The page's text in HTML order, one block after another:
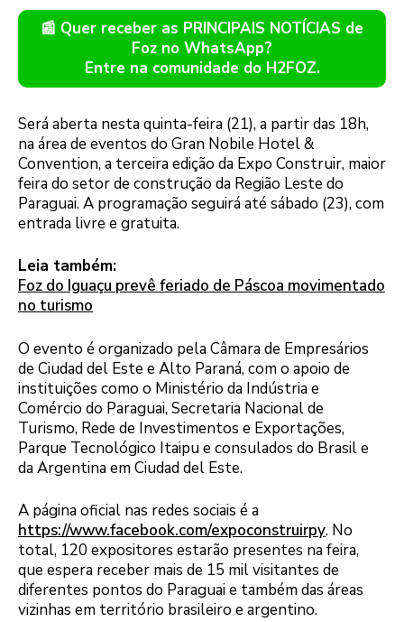
📰 Quer receber as PRINCIPAIS NOTÍCIAS de
Foz no WhatsApp?
Entre na comunidade do H2FOZ.
Será aberta nesta quinta-feira (21), a partir das 18h,
na área de eventos do Gran Nobile Hotel &
Convention, a terceira edição da Expo Construir, maior
feira do setor de construção da Região Leste do
Paraguai. A programação seguirá até sábado (23), com
entrada livre e gratuita.
Leia também:
Foz do Iguaçu prevê feriado de Páscoa movimentado
no turismo
O evento é organizado pela Câmara de Empresários
de Ciudad del Este e Alto Paraná, com o apoio de
instituições como o Ministério da Indústria e
Comércio do Paraguai, Secretaria Nacional de
Turismo, Rede de Investimentos e Exportações,
Parque Tecnológico Itaipu e consulados do Brasil e
da Argentina em Ciudad del Este.
A página oficial nas redes sociais é a
https://www.facebook.com/expoconstruirpy. No
total, 120 expositores estarão presentes na feira,
que espera receber mais de 15 mil visitantes de
diferentes pontos do Paraguai e também das áreas
vizinhas em território brasileiro e argentino.